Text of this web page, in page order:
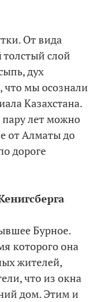
От вида
слой
дух
что мы осознали
Казахстана.
пару лет можно
от Алматы до
дороге
Бурное.
которого она
жителей,
что из окна
дом. Этим и